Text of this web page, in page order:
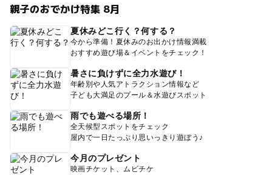
親子のおでかけ特集 8月
夏休みどこ行く？何する？
今から準備！夏休みのお出かけ情報満載
おすすめ遊び場＆イベントをチェック！
暑さに負けずに全力水遊び！
年齢別や人気アトラクション情報など
子ども大満足のプール＆水遊びスポット
雨でも遊べる場所！
全天候型スポットをチェック
屋内で一日たっぷり思いっきり遊ぼう♪
今月のプレゼント
映画チケット、ムビチケ